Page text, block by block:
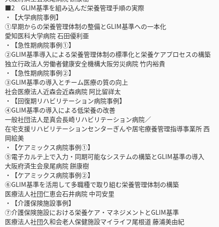
■2 GLIM基準を組み込んだ栄養管理手順の実際
・【大学病院事例】
①早期からの栄養管理体制の整備とGLIM基準への一本化
愛知医科大学病院 石田優利亜
・【急性期病院事例①】
②GLIM基準導入による栄養管理体制の標準化と栄養ケアプロセスの構築
独立行政法人労働者健康安全機構大阪労災病院 竹内裕貴
・【急性期病院事例②】
③GLIM基準の導入とチーム医療の質の向上
社会医療法人近森会近森病院 阿比留祥太
・【回復期リハビリテーション病院事例】
④GLIM基準の導入による低栄養の改善
一般社団法人是真会長崎リハビリテーション病院／
在宅支援リハビリテーションセンターぎんや居宅療養管理指導事業所 西
岡絵美
・【ケアミックス病院事例①】
⑤電子カルテ上で入力・同期可能なシステムの構築とGLIM基準の導入
大阪府済生会泉尾病院 餅康樹
・【ケアミックス病院事例②】
⑥GLIM基準を活用して多職種で取り組む栄養管理体制の構築
医療法人社団仁恵会石井病院 中司安里
・【介護保険施設事例】
⑦介護保険施設における栄養ケア・マネジメントとGLIM基準
医療法人社団久和会老人保健施設マイライフ尾根道 藤浦美由紀